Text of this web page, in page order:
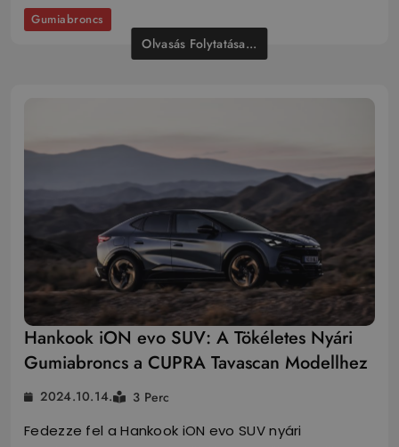
Gumiabroncs
Olvasás Folytatása...
Hankook iON evo SUV: A Tökéletes Nyári
Gumiabroncs a CUPRA Tavascan Modellhez
2024.10.14. 3 Perc
Fedezze fel a Hankook iON evo SUV nyári